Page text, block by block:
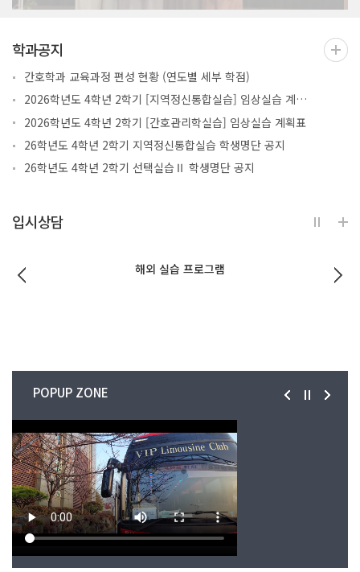
학과공지
간호학과 교육과정 편성 현황 (연도별 세부 학점)
2026학년도 4학년 2학기 [지역정신통합실습] 임상실습 계획표
2026학년도 4학년 2학기 [간호관리학실습] 임상실습 계획표
26학년도 4학년 2학기 지역정신통합실습 학생명단 공지
26학년도 4학년 2학기 선택실습Ⅱ 학생명단 공지
입시상담
POPUP ZONE